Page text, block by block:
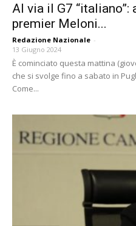
Al via il G7 “italiano”:
premier Meloni...
Redazione Nazionale -
13 Giugno 2024
È cominciato questa mattina
che si svolge fino a sabato in
Come...